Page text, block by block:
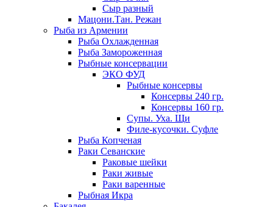
Сыр разный
Мацони.Тан. Режан
Рыба из Армении
Рыба Охлажденная
Рыба Замороженная
Рыбные консервации
ЭКО ФУД
Рыбные консервы
Консервы 240 гр.
Консервы 160 гр.
Супы. Уха. Щи
Филе-кусочки. Суфле
Рыба Копченая
Раки Севанские
Раковые шейки
Раки живые
Раки варенные
Рыбная Икра